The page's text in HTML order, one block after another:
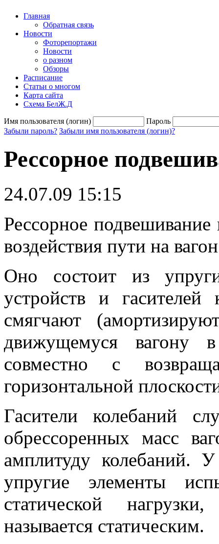
Главная
Обратная связь
Новости
Фоторепортажи
Новости
о разном
Обзоры
Расписание
Статьи о многом
Карта сайта
Схема БелЖ.Д
Имя пользователя (логин)
Пароль
Забыли пароль? Забыли имя пользователя (логин)?
Рессорное
24.07.09 15:15
Рессорное
воздействия пути на
Оно состоит из
устройств и гасителей
смягчают
движущемуся вагону
совместно с
горизонтальной
Гасители колебаний
обрессоренных масс
амплитуду колебаний.
упругие элементы
статической
называется статическим.